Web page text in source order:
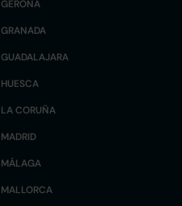
GERONA
GRANADA
GUADALAJARA
HUESCA
LA CORUÑA
MADRID
MÁLAGA
MALLORCA